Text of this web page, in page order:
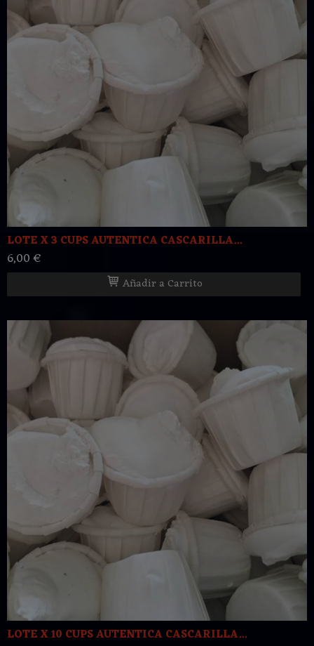
LOTE X 3 CUPS AUTENTICA CASCARILLA...
6,00 €
Añadir a Carrito
LOTE X 10 CUPS AUTENTICA CASCARILLA...